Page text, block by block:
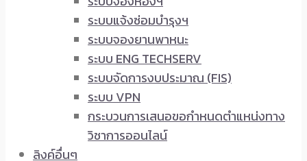
ระบบแจ้งซ่อมบำรุงฯ
ระบบจองยานพาหนะ
ระบบ ENG TECHSERV
ระบบจัดการงบประมาณ (FIS)
ระบบ VPN
กระบวนการเสนอขอกำหนดตำแหน่งทาง
วิชาการออนไลน์
ลิงค์อื่นๆ